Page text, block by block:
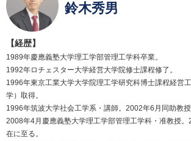
鈴木秀男
【経歴】
1989年慶應義塾大学理工学部管理工学科卒業。
1992年ロチェスター大学経営大学院修士課程修了。
1996年東京工業大学大学院理工学研究科博士課程経営
学）取得。
1996年筑波大学社会工学系・講師。2002年6月同助教授
2008年4月慶應義塾大学理工学部管理工学科・准教授
在に至る。